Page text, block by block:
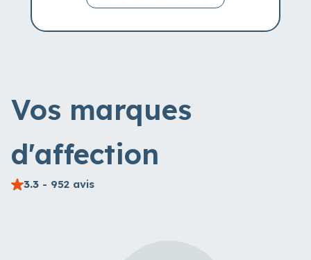
Vos marques
d'affection
3.3 - 952 avis